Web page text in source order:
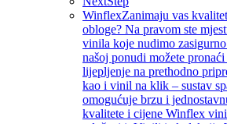
WinflexZanimaju vas
obloge? Na pravom ste
vinila koje nudimo
našoj ponudi možete
lijepljenje na prethodno
kao i vinil na klik – sustav
omogućuje brzu i
kvalitete i cijene Winflex